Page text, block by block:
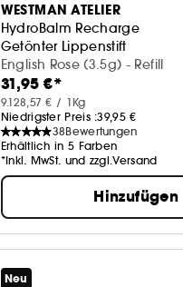
WESTMAN ATELIER
HydroBalm Recharge
Getönter Lippenstift
English Rose (3.5g) - Refill
31,95 €*
9.128,57 € / 1Kg
Niedrigster Preis :39,95 €
38Bewertungen
Erhältlich in 5 Farben
*Inkl. MwSt. und zzgl.Versand
Hinzufügen
Neu